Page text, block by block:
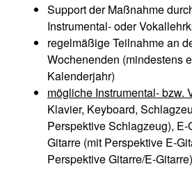
Support der Maßnahme
Instrumental- oder
regelmäßige Teilnahme an
Wochenenden (mindestens
Kalenderjahr)
mögliche Instrumental- bzw.
Klavier, Keyboard,
Perspektive Schlagzeug),
Gitarre (mit Perspektive E-
Perspektive Gitarre/E-